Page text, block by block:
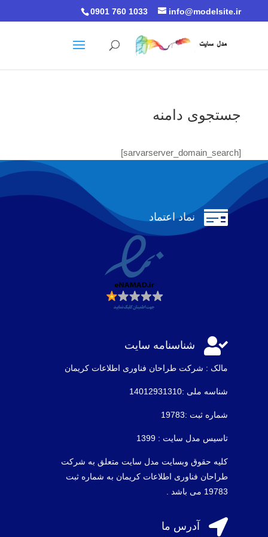
0901 760 1033 info@modelsite.ir
جستجوی دامنه
[sarvarserver_domain_search]
 نماد اعتماد
 شناسنامه سایت
مالک : شرکت طراحان فناوری اطلاعات كريمان
شناسه ملی :14012931310
شماره ثبت :19783
تاسیس مدل سایت : 1399
کلیه حقوق وبسایت مدل سایت متعلق به شرکت
طراحان فناوری اطلاعات کریمان به شماره ثبت
19783 می باشد .
 آدرس ما